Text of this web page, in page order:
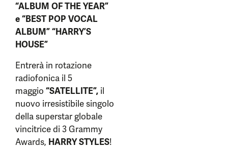
“ALBUM OF THE YEAR”
e “BEST POP VOCAL
ALBUM”“HARRY’S
HOUSE”
Entrerà in rotazione
radiofonica il 5
maggio “SATELLITE”, il
nuovo irresistibile singolo
della superstar globale
vincitrice di 3 Grammy
Awards, HARRY STYLES!